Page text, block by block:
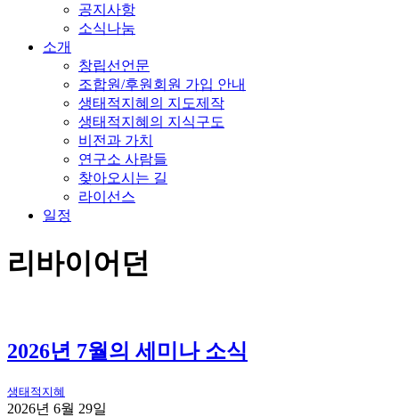
공지사항
소식나눔
소개
창립선언문
조합원/후원회원 가입 안내
생태적지혜의 지도제작
생태적지혜의 지식구도
비전과 가치
연구소 사람들
찾아오시는 길
라이선스
일정
리바이어던
2026년 7월의 세미나 소식
생태적지혜
2026년 6월 29일